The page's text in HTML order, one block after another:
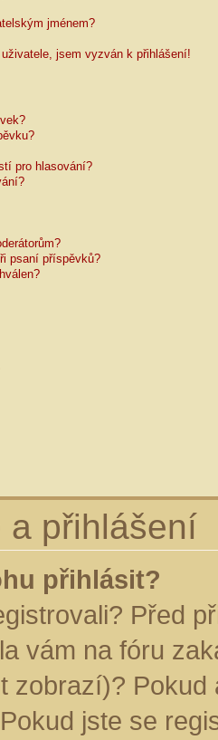
jménem?
jsem vyzván k přihlášení!
pro hlasování?
psaní příspěvků?
a přihlášení
přihlásit?
Před
vám na fóru
zobrazí)?
jste se